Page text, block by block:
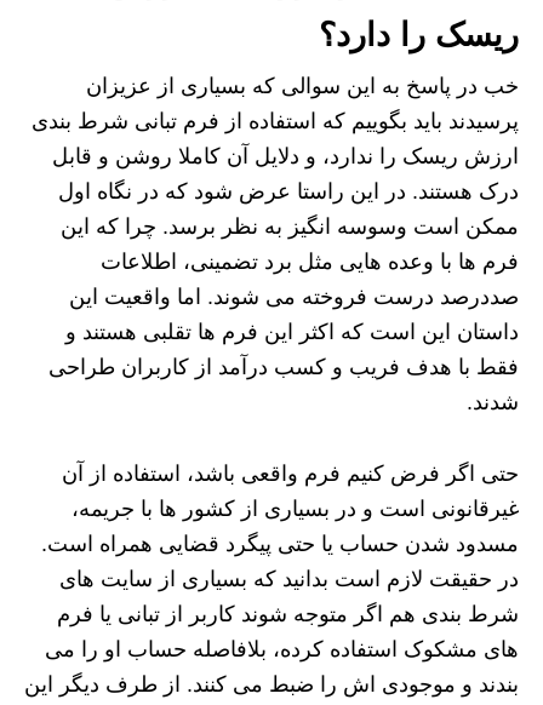
ریسک را دارد؟
خب در پاسخ به این سوالی که بسیاری از عزیزان
پرسیدند باید بگوییم که استفاده از فرم تبانی شرط‌ بندی
ارزش ریسک را ندارد، و دلایل آن کاملا روشن و قابل
درک هستند. در این راستا عرض شود که در نگاه اول
ممکن است وسوسه انگیز به نظر برسد. چرا که این
فرم‌ ها با وعده هایی مثل برد تضمینی، اطلاعات
صددرصد درست فروخته می‌ شوند. اما واقعیت این
داستان این است که اکثر این فرم‌ ها تقلبی هستند و
فقط با هدف فریب و کسب درآمد از کاربران طراحی
شدند.
حتی اگر فرض کنیم فرم واقعی باشد، استفاده از آن
غیرقانونی است و در بسیاری از کشور ها با جریمه،
مسدود شدن حساب یا حتی پیگرد قضایی همراه است.
در حقیقت لازم است بدانید که بسیاری از سایت‌ های
شرط‌ بندی هم اگر متوجه شوند کاربر از تبانی یا فرم‌
های مشکوک استفاده کرده، بلافاصله حساب او را می‌
بندند و موجودی اش را ضبط می‌ کنند. از طرف دیگر این